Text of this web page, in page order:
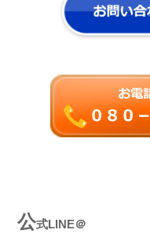
公式LINE＠